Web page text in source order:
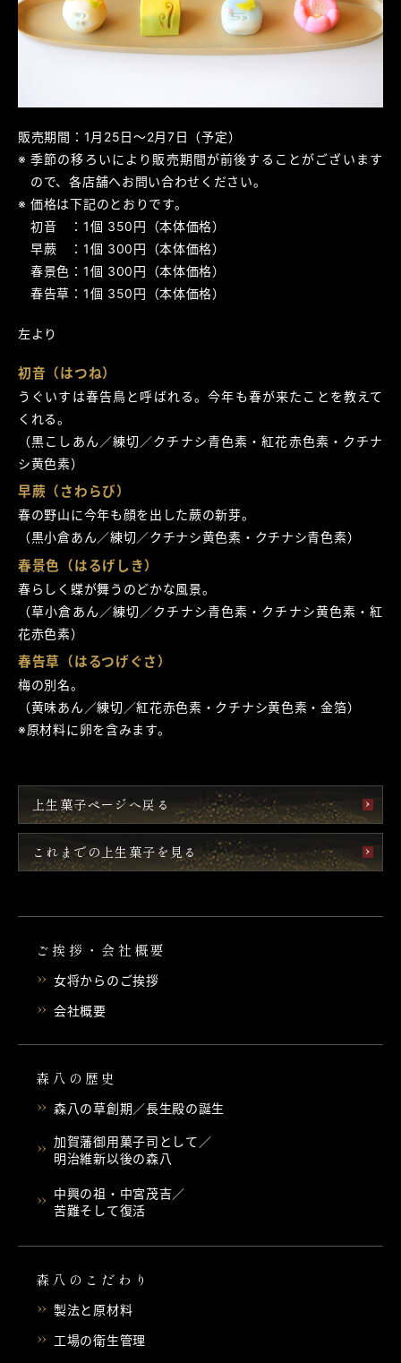
ご挨拶・会社概要
女将からのご挨拶
会社概要
森八の歴史
森八の草創期／長生殿の誕生
加賀藩御用菓子司として／
明治維新以後の森八
中興の祖・中宮茂吉／
苦難そして復活
森八のこだわり
製法と原材料
工場の衛生管理
販売期間：1月25日～2月7日（予定）
季節の移ろいにより販売期間が前後することがございます
ので、各店舗へお問い合わせください。
価格は下記のとおりです。
初音 ：1個 350円（本体価格）
早蕨 ：1個 300円（本体価格）
春景色：1個 300円（本体価格）
春告草：1個 350円（本体価格）
左より
初音（はつね）
うぐいすは春告鳥と呼ばれる。今年も春が来たことを教えて
くれる。
（黒こしあん／練切／クチナシ青色素・紅花赤色素・クチナ
シ黄色素）
早蕨（さわらび）
春の野山に今年も顔を出した蕨の新芽。
（黒小倉あん／練切／クチナシ黄色素・クチナシ青色素）
春景色（はるげしき）
春らしく蝶が舞うのどかな風景。
（草小倉あん／練切／クチナシ青色素・クチナシ黄色素・紅
花赤色素）
春告草（はるつげぐさ）
梅の別名。
（黄味あん／練切／紅花赤色素・クチナシ黄色素・金箔）
※原材料に卵を含みます。
上生菓子ページへ戻る
これまでの上生菓子を見る